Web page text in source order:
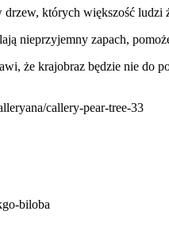
których większość ludzi
nieprzyjemny zapach,
że krajobraz będzie nie do
callery-pear-tree-33
biloba